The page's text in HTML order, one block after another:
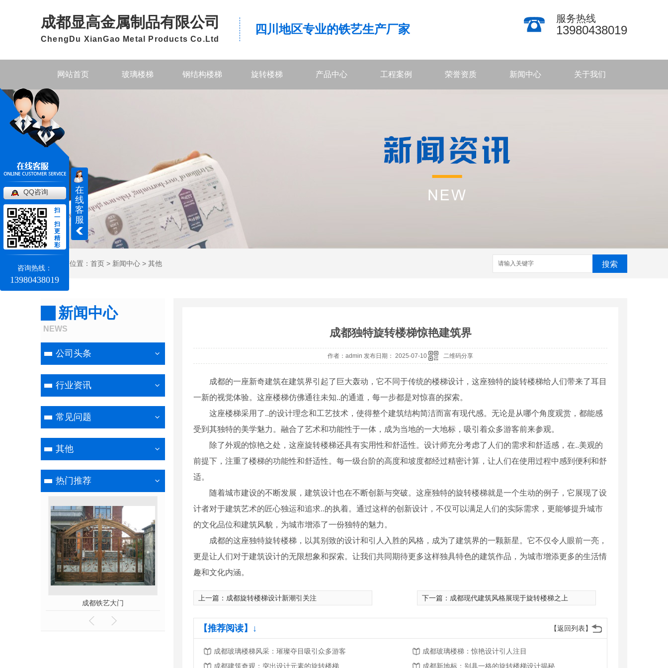
成都显高金属制品有限公司
ChengDu XianGao Metal Products Co.Ltd
四川地区专业的铁艺生产厂家
服务热线
13980438019
网站首页 玻璃楼梯 钢结构楼梯 旋转楼梯 产品中心 工程案例 荣誉资质 新闻中心 关于我们
当前位置： 首页 > 新闻中心 > 其他 搜索
新闻中心
NEWS
公司头条
行业资讯
常见问题
其他
热门推荐
成都铁艺大门 成都铁艺栏杆
成都独特旋转楼梯惊艳建筑界
作者：admin 发布日期： 2025-07-10 二维码分享
成都的一座新奇建筑在建筑界引起了巨大轰动，它不同于传统的楼梯设计，这座独特的旋转楼梯给人们带来了耳目
一新的视觉体验。这座楼梯仿佛通往未知..的通道，每一步都是对惊喜的探索。
这座楼梯采用了..的设计理念和工艺技术，使得整个建筑结构简洁而富有现代感。无论是从哪个角度观赏，都能感
受到其独特的美学魅力。融合了艺术和功能性于一体，成为当地的一大地标，吸引着众多游客前来参观。
除了外观的惊艳之处，这座旋转楼梯还具有实用性和舒适性。设计师充分考虑了人们的需求和舒适感，在..美观的
前提下，注重了楼梯的功能性和舒适性。每一级台阶的高度和坡度都经过精密计算，让人们在使用过程中感到便利和舒
适。
随着城市建设的不断发展，建筑设计也在不断创新与突破。这座独特的旋转楼梯就是一个生动的例子，它展现了设
计者对于建筑艺术的匠心独运和追求..的执着。通过这样的创新设计，不仅可以满足人们的实际需求，更能够提升城市
的文化品位和建筑风貌，为城市增添了一份独特的魅力。
成都的这座独特旋转楼梯，以其别致的设计和引人入胜的风格，成为了建筑界的一颗新星。它不仅令人眼前一亮，
更是让人们对于建筑设计的无限想象和探索。让我们共同期待更多这样独具特色的建筑作品，为城市增添更多的生活情
趣和文化内涵。
上一篇： 成都旋转楼梯设计新潮引关注 下一篇： 成都现代建筑风格展现于旋转楼梯之上
【返回列表】
【推荐阅读】↓
成都玻璃楼梯风采：璀璨夺目吸引众多游客
成都玻璃楼梯：惊艳设计引人注目
成都建筑奇观：突出设计元素的旋转楼梯
成都新地标：别具一格的旋转楼梯设计揭秘
在
线
客
服
QQ咨询
扫
一
扫
更
精
彩
咨询热线：
13980438019